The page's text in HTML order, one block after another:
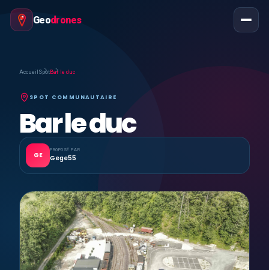
Geodrones
Accueil SpotBar le duc
SPOT COMMUNAUTAIRE
Bar le duc
GE
PROPOSÉ PAR
Gege55